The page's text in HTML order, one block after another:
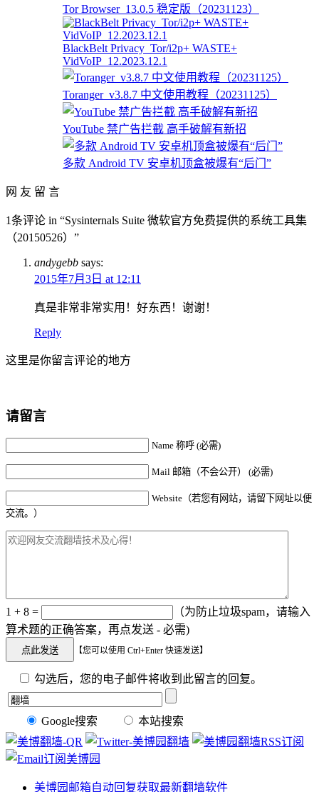
Tor Browser_13.0.5 稳定版（20231123）
BlackBelt Privacy_Tor/i2p+ WASTE+
VidVoIP_12.2023.12.1
Toranger_v3.8.7 中文使用教程（20231125）
YouTube 禁广告拦截 高手破解有新招
多款 Android TV 安卓机顶盒被爆有“后门”
网 友 留 言
1条评论 in “Sysinternals Suite 微软官方免费提供的系统工具集
（20150526）”
andygebb says:
2015年7月3日 at 12:11
真是非常非常实用！好东西！谢谢！
Reply
这里是你留言评论的地方
请留言
Name 称呼 (必需)
Mail 邮箱（不会公开） (必需)
Website（若您有网站，请留下网址以便
交流。）
1 + 8 =
（为防止垃圾spam，请输入
算术题的正确答案，再点发送 - 必需)
【您可以使用 Ctrl+Enter 快速发送】
勾选后，您的电子邮件将收到此留言的回复。
Google搜索 本站搜索
美博园邮箱自动回复获取最新翻墙软件